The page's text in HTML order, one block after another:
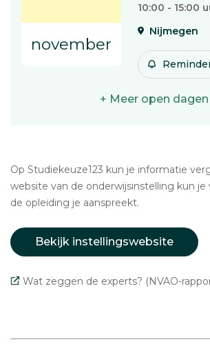
november
10:00 - 15:00
Nijmegen
+ Meer open dagen
Op Studiekeuze123 kun je informatie
website van de onderwijsinstelling kun je
de opleiding je aanspreekt.
Bekijk instellingswebsite
Wat zeggen de experts? (NVAO-